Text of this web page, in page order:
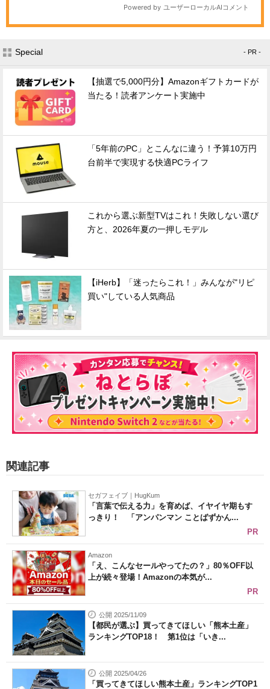
Special - PR -
【抽選で5,000円分】Amazonギフトカードが
当たる！読者アンケート実施中
「5年前のPC」とこんなに違う！予算10万円
台前半で実現する快適PCライフ
これから選ぶ新型TVはこれ！失敗しない選び
方と、2026年夏の一押しモデル
【iHerb】「迷ったらこれ！」みんなが"リピ
買い"している人気商品
関連記事
セガフェイブ｜HugKum
「言葉で伝える力」を育めば、イヤイヤ期もす
っきり！ 「アンパンマン ことばずかん...
PR
Amazon
「え、こんなセールやってたの？」80％OFF以
上が続々登場！Amazonの本気が...
PR
公開 2025/11/09
【都民が選ぶ】買ってきてほしい「熊本土産」
ランキングTOP18！ 第1位は「いき...
公開 2025/04/26
「買ってきてほしい熊本土産」ランキングTOP1